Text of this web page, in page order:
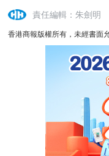
責任編輯：朱劍明
香港商報版權所有，未經書面